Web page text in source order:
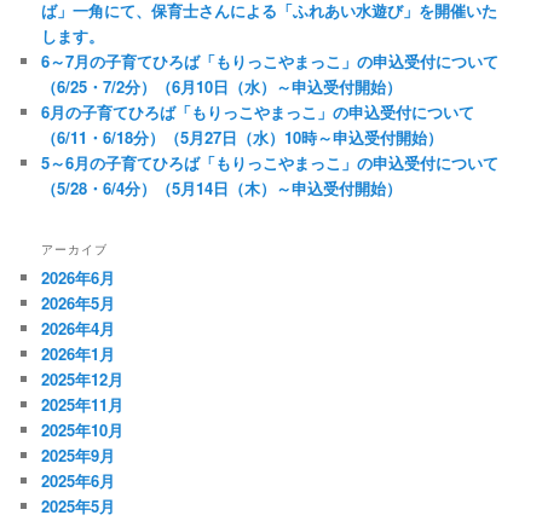
ば」一角にて、保育士さんによる「ふれあい水遊び」を開催いた
します。
6～7月の子育てひろば「もりっこやまっこ」の申込受付について
（6/25・7/2分）（6月10日（水）～申込受付開始）
6月の子育てひろば「もりっこやまっこ」の申込受付について
（6/11・6/18分）（5月27日（水）10時～申込受付開始）
5～6月の子育てひろば「もりっこやまっこ」の申込受付について
（5/28・6/4分）（5月14日（木）～申込受付開始）
アーカイブ
2026年6月
2026年5月
2026年4月
2026年1月
2025年12月
2025年11月
2025年10月
2025年9月
2025年6月
2025年5月